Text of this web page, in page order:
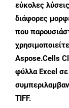
εύκολες
διάφορες
που
Aspose.Cells
φύλλα Excel
TIFF.